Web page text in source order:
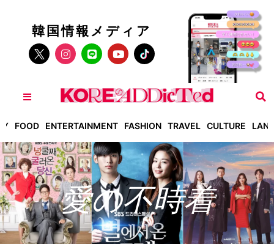
韓国情報メディア
FOOD ENTERTAINMENT FASHION TRAVEL CULTURE
愛の不時着